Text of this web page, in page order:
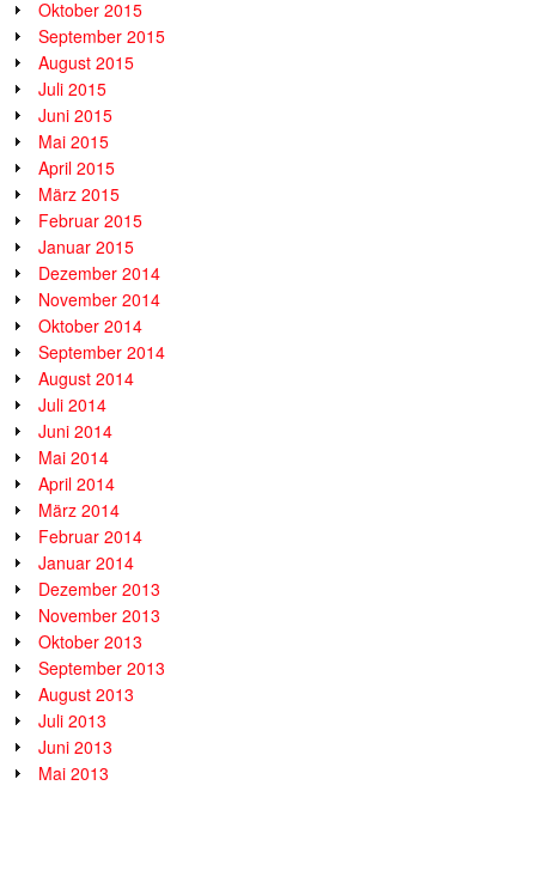
Oktober 2015
September 2015
August 2015
Juli 2015
Juni 2015
Mai 2015
April 2015
März 2015
Februar 2015
Januar 2015
Dezember 2014
November 2014
Oktober 2014
September 2014
August 2014
Juli 2014
Juni 2014
Mai 2014
April 2014
März 2014
Februar 2014
Januar 2014
Dezember 2013
November 2013
Oktober 2013
September 2013
August 2013
Juli 2013
Juni 2013
Mai 2013